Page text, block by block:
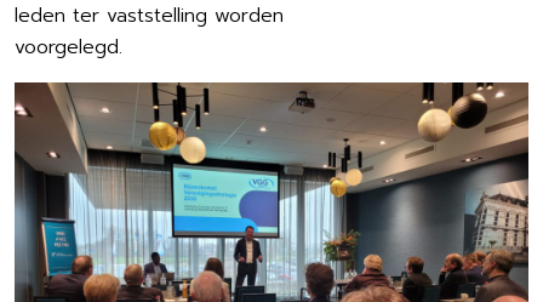
leden ter vaststelling worden
voorgelegd.